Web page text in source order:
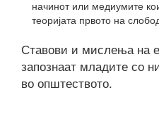
начинот или медиумите
теоријата првото на
Ставови и мислења на
запознаат младите со
во општеството.